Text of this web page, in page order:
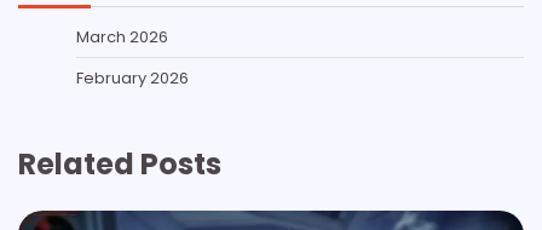
March 2026
February 2026
Related Posts